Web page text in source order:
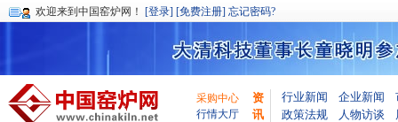
欢迎来到中国窑炉网！ [登录] [免费注册] 忘记密码?
采购中心
行情大厅
资
讯
行业新闻 企业新闻
政策法规
人物访谈